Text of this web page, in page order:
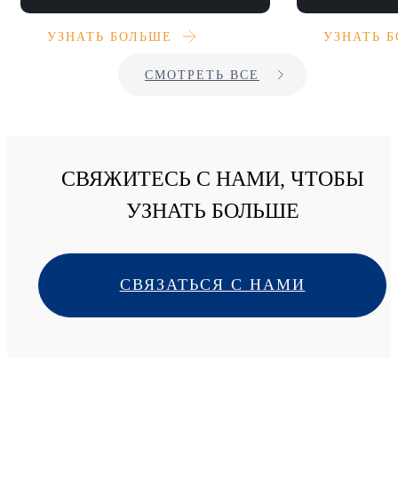
УЗНАТЬ БОЛЬШЕ УЗНАТЬ
СМОТРЕТЬ ВСЕ
СВЯЖИТЕСЬ С НАМИ, ЧТОБЫ
УЗНАТЬ БОЛЬШЕ
СВЯЗАТЬСЯ С НАМИ